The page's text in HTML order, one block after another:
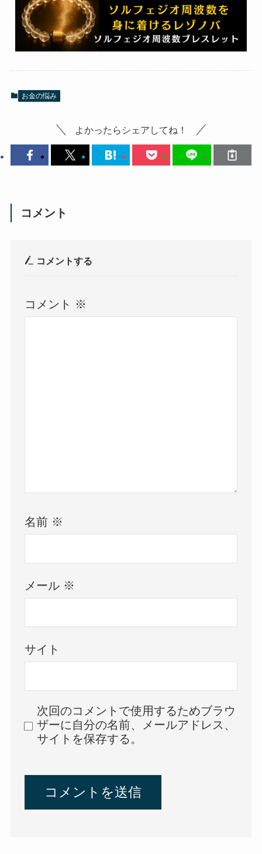
お金の悩み
よかったらシェアしてね！
コメント
コメントする
コメント ※
名前 ※
メール ※
サイト
次回のコメントで使用するためブラウ
ザーに自分の名前、メールアドレス、
サイトを保存する。